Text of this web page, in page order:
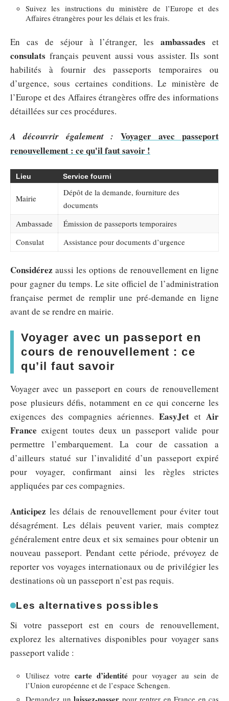
Suivez les instructions du ministère de l’Europe et des
Affaires étrangères pour les délais et les frais.
En cas de séjour à l’étranger, lesambassades et
consulats français peuvent aussi vous assister. Ils sont
habilités à fournir des passeports temporaires ou
d’urgence, sous certaines conditions. Le ministère de
l’Europe et des Affaires étrangères offre des informations
détaillées sur ces procédures.
A découvrir également :
Voyager avec passeport
renouvellement : ce qu'il faut savoir !
Lieu Service fourni
Mairie
Dépôt de la demande, fourniture des
documents
Ambassade
Émission de passeports temporaires
Consulat
Assistance pour documents d’urgence
Considérez aussi les options de renouvellement en ligne
pour gagner du temps. Le site officiel de l’administration
française permet de remplir une pré-demande en ligne
avant de se rendre en mairie.
Voyager avec un passeport en
cours de renouvellement : ce
qu’il faut savoir
Voyager avec un passeport en cours de renouvellement
pose plusieurs défis, notamment en ce qui concerne les
exigences des compagnies aériennes. EasyJet et Air
France exigent toutes deux un passeport valide pour
permettre l’embarquement. La cour de cassation a
d’ailleurs statué sur l’invalidité d’un passeport expiré
pour voyager, confirmant ainsi les règles strictes
appliquées par ces compagnies.
Anticipez les délais de renouvellement pour éviter tout
désagrément. Les délais peuvent varier, mais comptez
généralement entre deux et six semaines pour obtenir un
nouveau passeport. Pendant cette période, prévoyez de
reporter vos voyages internationaux ou de privilégier les
destinations où un passeport n’est pas requis.
Les alternatives possibles
Si votre passeport est en cours de renouvellement,
explorez les alternatives disponibles pour voyager sans
passeport valide :
Utilisez votre carte d’identité pour voyager au sein de
l’Union européenne et de l’espace Schengen.
Demandez un
pour rentrer en France en cas